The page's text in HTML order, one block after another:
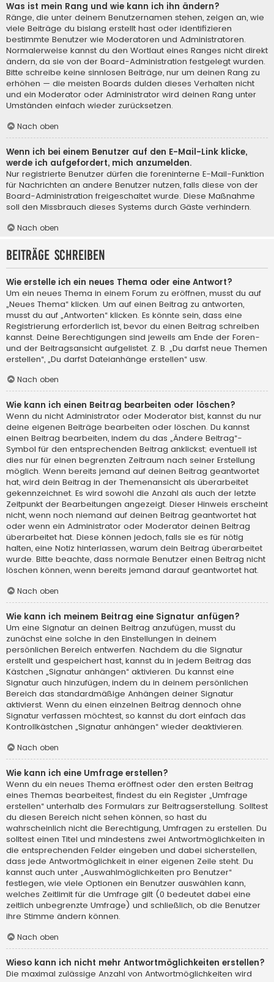
Was ist mein Rang und wie kann ich ihn ändern?
Ränge, die unter deinem Benutzernamen stehen, zeigen an, wie
viele Beiträge du bislang erstellt hast oder identifizieren
bestimmte Benutzer wie Moderatoren und Administratoren.
Normalerweise kannst du den Wortlaut eines Ranges nicht direkt
ändern, da sie von der Board-Administration festgelegt wurden.
Bitte schreibe keine sinnlosen Beiträge, nur um deinen Rang zu
erhöhen — die meisten Boards dulden dieses Verhalten nicht
und ein Moderator oder Administrator wird deinen Rang unter
Umständen einfach wieder zurücksetzen.
Nach oben
Wenn ich bei einem Benutzer auf den E-Mail-Link klicke,
werde ich aufgefordert, mich anzumelden.
Nur registrierte Benutzer dürfen die foreninterne E-Mail-Funktion
für Nachrichten an andere Benutzer nutzen, falls diese von der
Board-Administration freigeschaltet wurde. Diese Maßnahme
soll den Missbrauch dieses Systems durch Gäste verhindern.
Nach oben
Beiträge schreiben
Wie erstelle ich ein neues Thema oder eine Antwort?
Um ein neues Thema in einem Forum zu eröffnen, musst du auf
„Neues Thema“ klicken. Um auf einen Beitrag zu antworten,
musst du auf „Antworten“ klicken. Es könnte sein, dass eine
Registrierung erforderlich ist, bevor du einen Beitrag schreiben
kannst. Deine Berechtigungen sind jeweils am Ende der Foren-
und der Beitragsansicht aufgelistet. Z. B. „Du darfst neue Themen
erstellen“, „Du darfst Dateianhänge erstellen“ usw.
Nach oben
Wie kann ich einen Beitrag bearbeiten oder löschen?
Wenn du nicht Administrator oder Moderator bist, kannst du nur
deine eigenen Beiträge bearbeiten oder löschen. Du kannst
einen Beitrag bearbeiten, indem du das „Ändere Beitrag“-
Symbol für den entsprechenden Beitrag anklickst; eventuell ist
dies nur für einen begrenzten Zeitraum nach seiner Erstellung
möglich. Wenn bereits jemand auf deinen Beitrag geantwortet
hat, wird dein Beitrag in der Themenansicht als überarbeitet
gekennzeichnet. Es wird sowohl die Anzahl als auch der letzte
Zeitpunkt der Bearbeitungen angezeigt. Dieser Hinweis erscheint
nicht, wenn noch niemand auf deinen Beitrag geantwortet hat
oder wenn ein Administrator oder Moderator deinen Beitrag
überarbeitet hat. Diese können jedoch, falls sie es für nötig
halten, eine Notiz hinterlassen, warum dein Beitrag überarbeitet
wurde. Bitte beachte, dass normale Benutzer einen Beitrag nicht
löschen können, wenn bereits jemand darauf geantwortet hat.
Nach oben
Wie kann ich meinem Beitrag eine Signatur anfügen?
Um eine Signatur an deinen Beitrag anzufügen, musst du
zunächst eine solche in den Einstellungen in deinem
persönlichen Bereich entwerfen. Nachdem du die Signatur
erstellt und gespeichert hast, kannst du in jedem Beitrag das
Kästchen „Signatur anhängen“ aktivieren. Du kannst eine
Signatur auch hinzufügen, indem du in deinem persönlichen
Bereich das standardmäßige Anhängen deiner Signatur
aktivierst. Wenn du einen einzelnen Beitrag dennoch ohne
Signatur verfassen möchtest, so kannst du dort einfach das
Kontrollkästchen „Signatur anhängen“ wieder deaktivieren.
Nach oben
Wie kann ich eine Umfrage erstellen?
Wenn du ein neues Thema eröffnest oder den ersten Beitrag
eines Themas bearbeitest, findest du ein Register „Umfrage
erstellen“ unterhalb des Formulars zur Beitragserstellung. Solltest
du diesen Bereich nicht sehen können, so hast du
wahrscheinlich nicht die Berechtigung, Umfragen zu erstellen. Du
solltest einen Titel und mindestens zwei Antwortmöglichkeiten in
die entsprechenden Felder eingeben und dabei sicherstellen,
dass jede Antwortmöglichkeit in einer eigenen Zeile steht. Du
kannst auch unter „Auswahlmöglichkeiten pro Benutzer“
festlegen, wie viele Optionen ein Benutzer auswählen kann,
welches Zeitlimit für die Umfrage gilt (0 bedeutet dabei eine
zeitlich unbegrenzte Umfrage) und schließlich, ob die Benutzer
ihre Stimme ändern können.
Nach oben
Wieso kann ich nicht mehr Antwortmöglichkeiten erstellen?
Die maximal zulässige Anzahl von Antwortmöglichkeiten wird